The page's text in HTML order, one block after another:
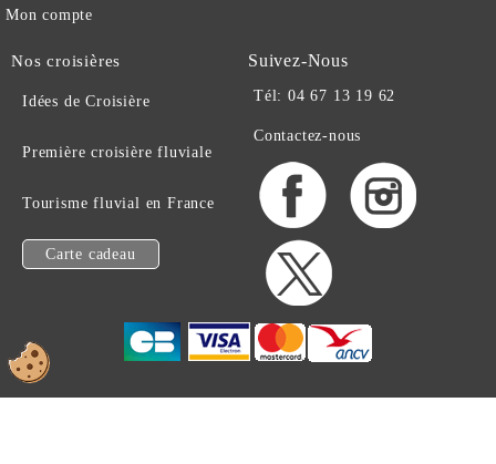
Mon compte
Nos croisières
Idées de Croisière
Première croisière fluviale
Tourisme fluvial en France
Carte cadeau
Suivez-Nous
Tél: 04 67 13 19 62
Contactez-nous